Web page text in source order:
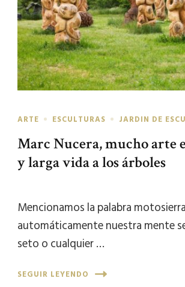
ARTE ESCULTURAS JARDIN DE
Marc Nucera, mucho arte
y larga vida a los árboles
Mencionamos la palabra
automáticamente nuestra mente
seto o cualquier …
SEGUIR LEYENDO